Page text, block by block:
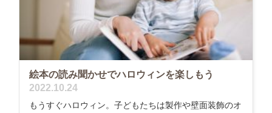
絵本の読み聞かせでハロウィンを楽しもう
2022.10.24
もうすぐハロウィン。子どもたちは製作や壁面装飾のオ